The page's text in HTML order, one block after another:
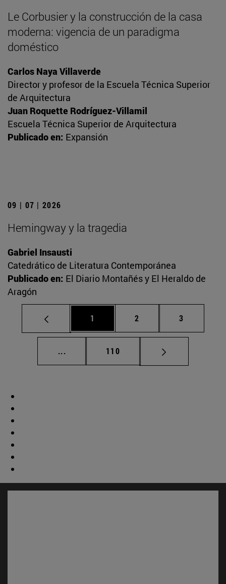
Le Corbusier y la construcción de la casa
moderna: vigencia de un paradigma
doméstico
Carlos Naya Villaverde
Director y profesor de la Escuela Técnica Superior
de Arquitectura
Juan Roquette Rodríguez-Villamil
Escuela Técnica Superior de Arquitectura
Publicado en: Expansión
09 | 07 | 2026
Hemingway y la tragedia
Gabriel Insausti
Catedrático de Literatura Contemporánea
Publicado en: El Diario Montañés y El Heraldo de
Aragón
Página
1 Página
2 Página
3
... Páginas intermedias Use TAB para
Página
110